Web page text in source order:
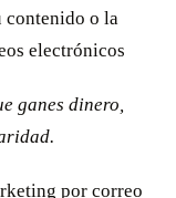
contenido o la
electrónicos
ganes dinero,
por correo